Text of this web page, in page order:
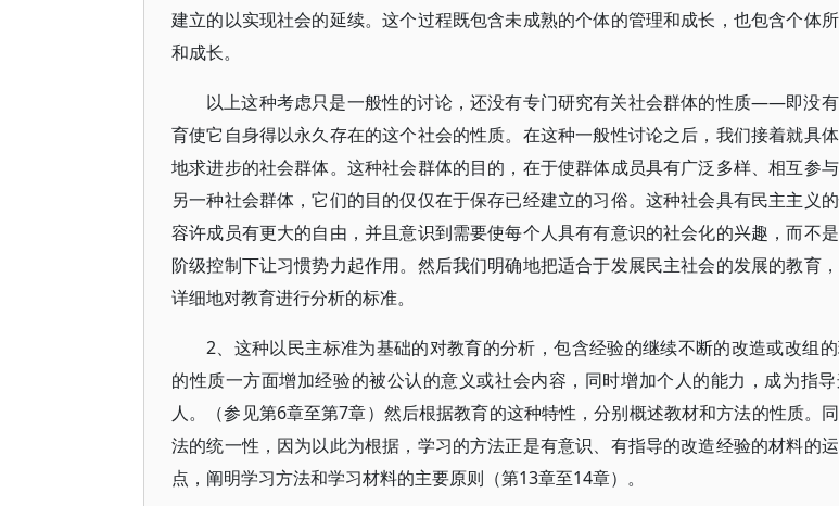
建立的以实现社会的延续。这个过程既包含未成熟的个体的管理和成长，也包含个体
和成长。
以上这种考虑只是一般性的讨论，还没有专门研究有关社会群体的性质——即没
育使它自身得以永久存在的这个社会的性质。在这种一般性讨论之后，我们接着就具
地求进步的社会群体。这种社会群体的目的，在于使群体成员具有广泛多样、相互参
另一种社会群体，它们的目的仅仅在于保存已经建立的习俗。这种社会具有民主主义
容许成员有更大的自由，并且意识到需要使每个人具有有意识的社会化的兴趣，而不
阶级控制下让习惯势力起作用。然后我们明确地把适合于发展民主社会的发展的教育
详细地对教育进行分析的标准。
2、这种以民主标准为基础的对教育的分析，包含经验的继续不断的改造或改组
的性质一方面增加经验的被公认的意义或社会内容，同时增加个人的能力，成为指
人。（参见第6章至第7章）然后根据教育的这种特性，分别概述教材和方法的性质。
法的统一性，因为以此为根据，学习的方法正是有意识、有指导的改造经验的材料的
点，阐明学习方法和学习材料的主要原则（第13章至14章）。